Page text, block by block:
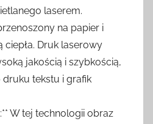
laserem.
na papier i
Druk laserowy
jakością i szybkością,
druku tekstu i grafik
W tej technologii obraz